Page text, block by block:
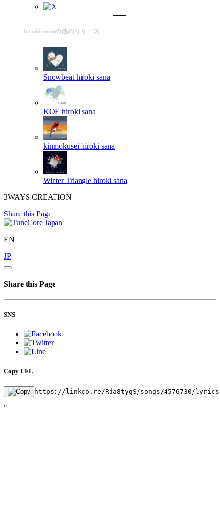
hiroki sanaの他のリリース
Snowbeat hiroki sana
KOE hiroki sana
kinmokusei hiroki sana
Winter Triangle hiroki sana
3WAYS CREATION
Share this Page
EN
JP
Share this Page
SNS
Copy URL
https://linkco.re/Rda8tygS/songs/4576730/
"